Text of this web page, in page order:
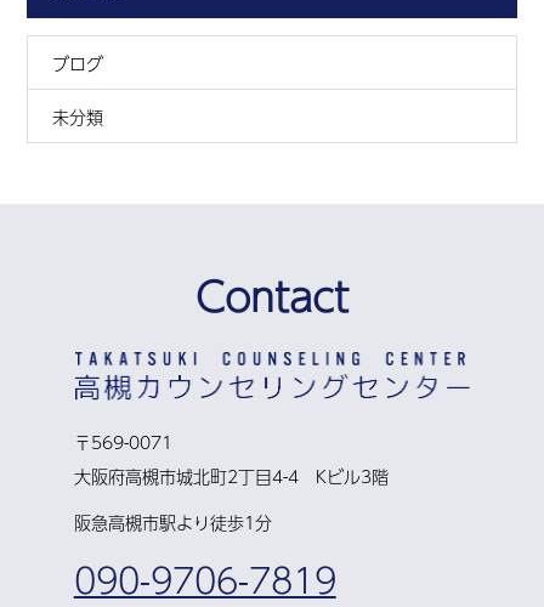
ブログ
未分類
Contact
〒569-0071
大阪府高槻市城北町2丁目4-4 Kビル3階
阪急高槻市駅より徒歩1分
090-9706-7819